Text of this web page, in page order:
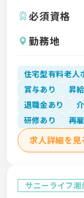
必須資格
勤務地
住宅型有料老人
賞与あり
昇
退職金あり
研修あり
再
求人詳細を見
サニーライフ湘